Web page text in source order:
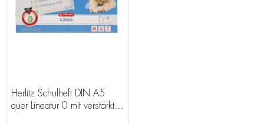
Herlitz Schulheft DIN A5
quer Lineatur 0 mit verstärkter